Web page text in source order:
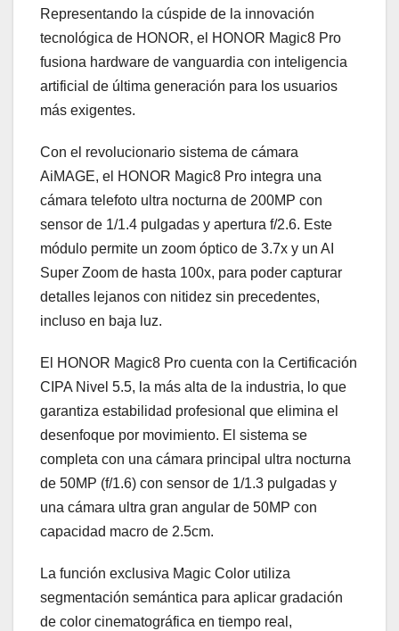
Representando la cúspide de la innovación
tecnológica de HONOR, el HONOR Magic8 Pro
fusiona hardware de vanguardia con inteligencia
artificial de última generación para los usuarios
más exigentes.
Con el revolucionario sistema de cámara
AiMAGE, el HONOR Magic8 Pro integra una
cámara telefoto ultra nocturna de 200MP con
sensor de 1/1.4 pulgadas y apertura f/2.6. Este
módulo permite un zoom óptico de 3.7x y un AI
Super Zoom de hasta 100x, para poder capturar
detalles lejanos con nitidez sin precedentes,
incluso en baja luz.
El HONOR Magic8 Pro cuenta con la Certificación
CIPA Nivel 5.5, la más alta de la industria, lo que
garantiza estabilidad profesional que elimina el
desenfoque por movimiento. El sistema se
completa con una cámara principal ultra nocturna
de 50MP (f/1.6) con sensor de 1/1.3 pulgadas y
una cámara ultra gran angular de 50MP con
capacidad macro de 2.5cm.
La función exclusiva Magic Color utiliza
segmentación semántica para aplicar gradación
de color cinematográfica en tiempo real,